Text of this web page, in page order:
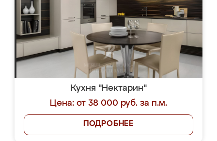
Кухня "Нектарин"
Цена: от 38 000 руб. за п.м.
ПОДРОБНЕЕ